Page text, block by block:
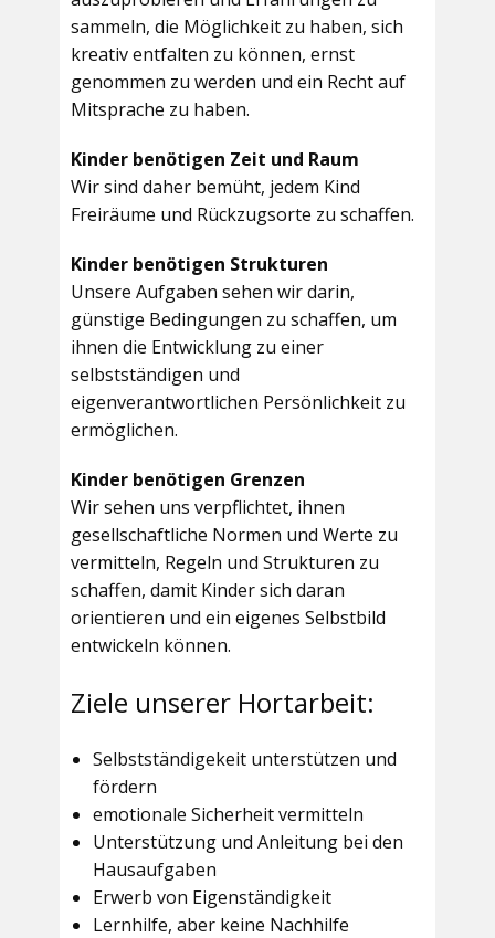
sammeln, die Möglichkeit zu haben, sich
kreativ entfalten zu können, ernst
genommen zu werden und ein Recht auf
Mitsprache zu haben.
Kinder benötigen Zeit und Raum
Wir sind daher bemüht, jedem Kind
Freiräume und Rückzugsorte zu schaffen.
Kinder benötigen Strukturen
Unsere Aufgaben sehen wir darin,
günstige Bedingungen zu schaffen, um
ihnen die Entwicklung zu einer
selbstständigen und
eigenverantwortlichen Persönlichkeit zu
ermöglichen.
Kinder benötigen Grenzen
Wir sehen uns verpflichtet, ihnen
gesellschaftliche Normen und Werte zu
vermitteln, Regeln und Strukturen zu
schaffen, damit Kinder sich daran
orientieren und ein eigenes Selbstbild
entwickeln können.
Ziele unserer Hortarbeit:
Selbstständigekeit unterstützen und
fördern
emotionale Sicherheit vermitteln
Unterstützung und Anleitung bei den
Hausaufgaben
Erwerb von Eigenständigkeit
Lernhilfe, aber keine Nachhilfe